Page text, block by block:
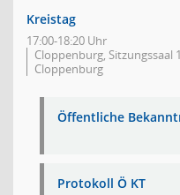
Kreistag
17:00-18:20 Uhr
Cloppenburg, Sitzungssaal
Cloppenburg
Öffentliche
Protokoll Ö KT